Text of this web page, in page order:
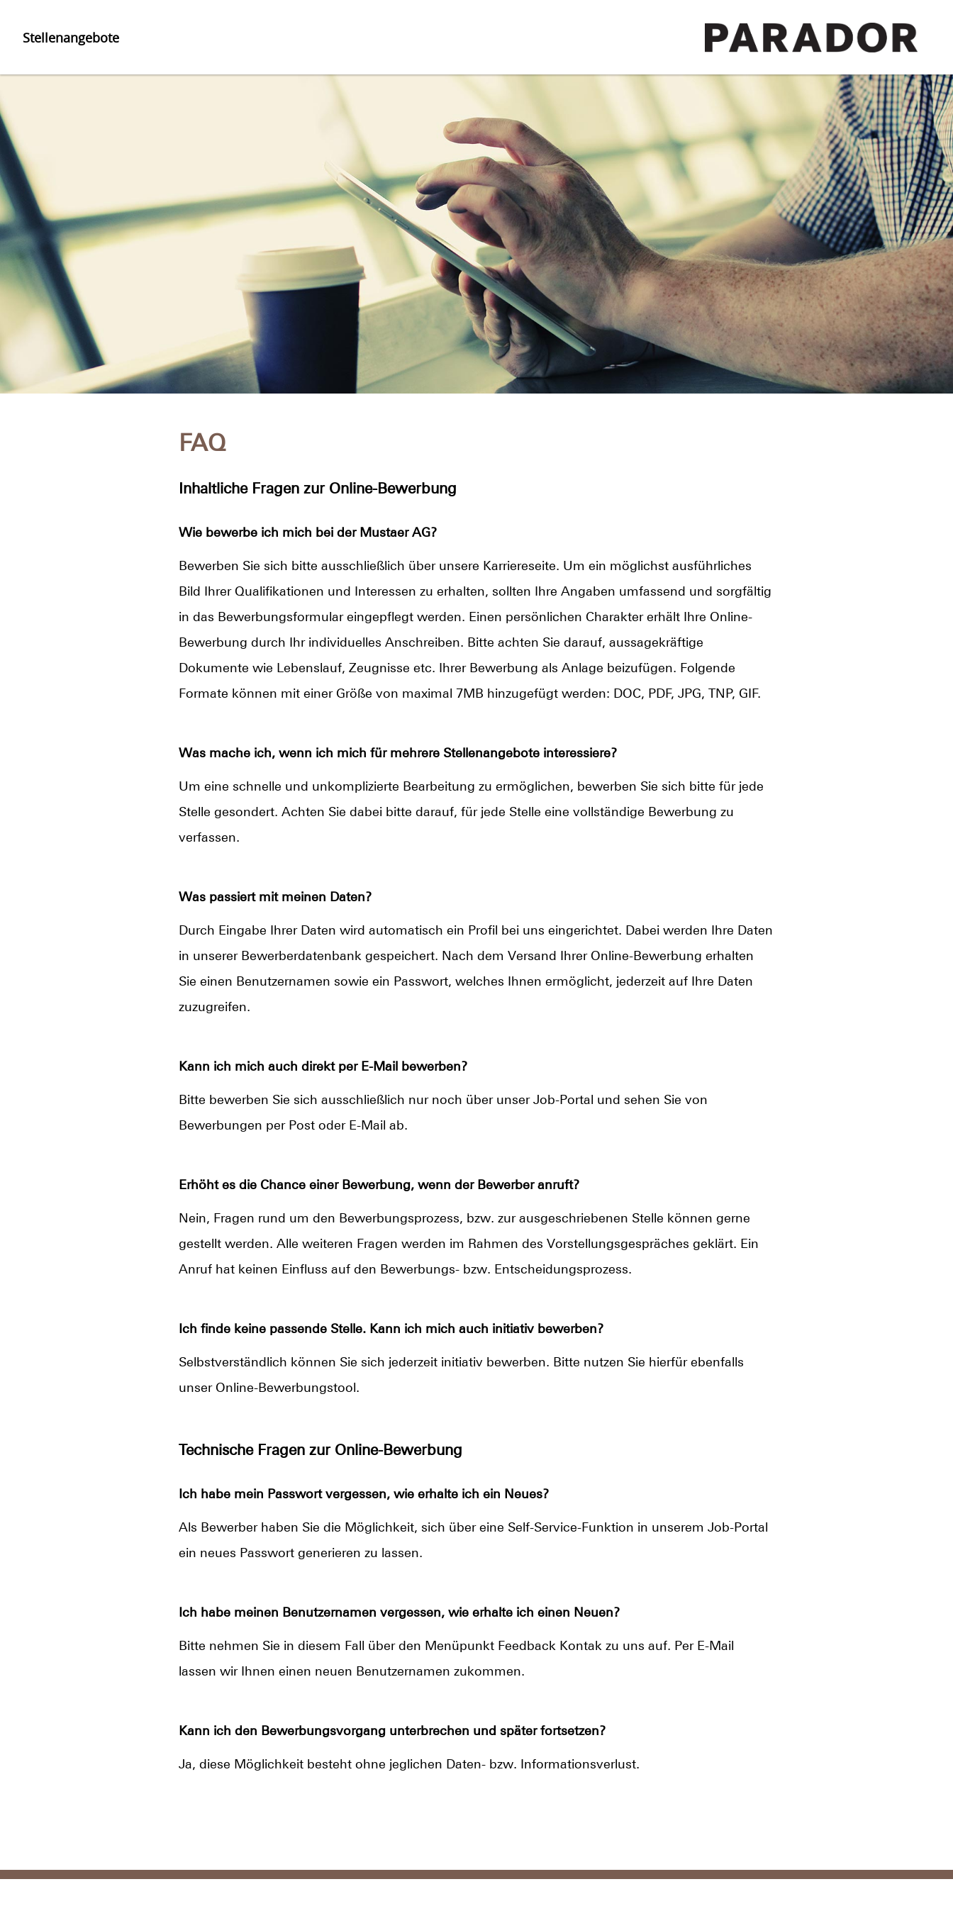
Stellenangebote
FAQ
Inhaltliche Fragen zur Online-Bewerbung
Wie bewerbe ich mich bei der Mustaer AG?
Bewerben Sie sich bitte ausschließlich über unsere Karriereseite. Um ein möglichst ausführliches
Bild Ihrer Qualifikationen und Interessen zu erhalten, sollten Ihre Angaben umfassend und sorgfältig
in das Bewerbungsformular eingepflegt werden. Einen persönlichen Charakter erhält Ihre Online-
Bewerbung durch Ihr individuelles Anschreiben. Bitte achten Sie darauf, aussagekräftige
Dokumente wie Lebenslauf, Zeugnisse etc. Ihrer Bewerbung als Anlage beizufügen. Folgende
Formate können mit einer Größe von maximal 7MB hinzugefügt werden: DOC, PDF, JPG, TNP, GIF.
Was mache ich, wenn ich mich für mehrere Stellenangebote interessiere?
Um eine schnelle und unkomplizierte Bearbeitung zu ermöglichen, bewerben Sie sich bitte für jede
Stelle gesondert. Achten Sie dabei bitte darauf, für jede Stelle eine vollständige Bewerbung zu
verfassen.
Was passiert mit meinen Daten?
Durch Eingabe Ihrer Daten wird automatisch ein Profil bei uns eingerichtet. Dabei werden Ihre Daten
in unserer Bewerberdatenbank gespeichert. Nach dem Versand Ihrer Online-Bewerbung erhalten
Sie einen Benutzernamen sowie ein Passwort, welches Ihnen ermöglicht, jederzeit auf Ihre Daten
zuzugreifen.
Kann ich mich auch direkt per E-Mail bewerben?
Bitte bewerben Sie sich ausschließlich nur noch über unser Job-Portal und sehen Sie von
Bewerbungen per Post oder E-Mail ab.
Erhöht es die Chance einer Bewerbung, wenn der Bewerber anruft?
Nein, Fragen rund um den Bewerbungsprozess, bzw. zur ausgeschriebenen Stelle können gerne
gestellt werden. Alle weiteren Fragen werden im Rahmen des Vorstellungsgespräches geklärt. Ein
Anruf hat keinen Einfluss auf den Bewerbungs- bzw. Entscheidungsprozess.
Ich finde keine passende Stelle. Kann ich mich auch initiativ bewerben?
Selbstverständlich können Sie sich jederzeit initiativ bewerben. Bitte nutzen Sie hierfür ebenfalls
unser Online-Bewerbungstool.
Technische Fragen zur Online-Bewerbung
Ich habe mein Passwort vergessen, wie erhalte ich ein Neues?
Als Bewerber haben Sie die Möglichkeit, sich über eine Self-Service-Funktion in unserem Job-Portal
ein neues Passwort generieren zu lassen.
Ich habe meinen Benutzernamen vergessen, wie erhalte ich einen Neuen?
Bitte nehmen Sie in diesem Fall über den Menüpunkt Feedback Kontak zu uns auf. Per E-Mail
lassen wir Ihnen einen neuen Benutzernamen zukommen.
Kann ich den Bewerbungsvorgang unterbrechen und später fortsetzen?
Ja, diese Möglichkeit besteht ohne jeglichen Daten- bzw. Informationsverlust.